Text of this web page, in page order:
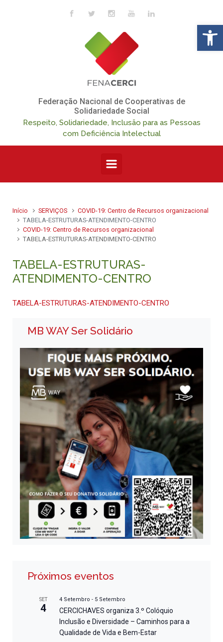
Skip to main content
Federação Nacional de Cooperativas de
Solidariedade Social
Respeito, Solidariedade, Inclusão para as Pessoas
com Deficiência Intelectual
Início SERVIÇOS
COVID-19: Centro de Recursos organizacional
TABELA-ESTRUTURAS-ATENDIMENTO-CENTRO
COVID-19: Centro de Recursos organizacional
TABELA-ESTRUTURAS-ATENDIMENTO-CENTRO
TABELA-ESTRUTURAS-
ATENDIMENTO-CENTRO
TABELA-ESTRUTURAS-ATENDIMENTO-CENTRO
MB WAY Ser Solidário
Próximos eventos
SET
4
4 Setembro - 5 Setembro
CERCICHAVES organiza 3.º Colóquio
Inclusão e Diversidade – Caminhos para a
Qualidade de Vida e Bem-Estar